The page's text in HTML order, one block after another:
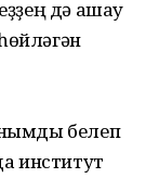
дә ашау
белеп
институт